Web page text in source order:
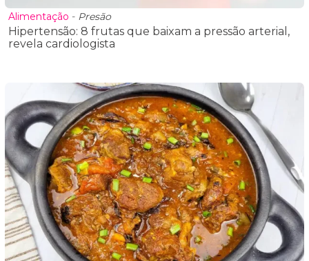
Alimentação - Presão
Hipertensão: 8 frutas que baixam a pressão arterial,
revela cardiologista